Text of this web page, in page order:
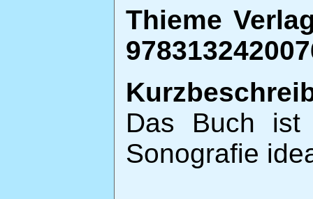
Thieme
Das Buch
Sonografie